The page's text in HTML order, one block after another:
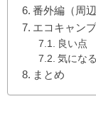
番外編（周
エコキャン
良い点
気にな
まとめ